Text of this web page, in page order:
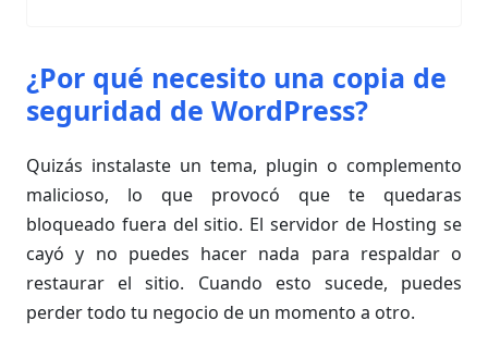
¿Por qué necesito una copia de
seguridad de WordPress?
Quizás instalaste un tema, plugin o complemento
malicioso, lo que provocó que te quedaras
bloqueado fuera del sitio. El servidor de Hosting se
cayó y no puedes hacer nada para respaldar o
restaurar el sitio. Cuando esto sucede, puedes
perder todo tu negocio de un momento a otro.